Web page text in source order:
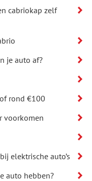
cabriokap zelf
je auto af?
rond €100
voorkomen
elektrische auto’s
auto hebben?